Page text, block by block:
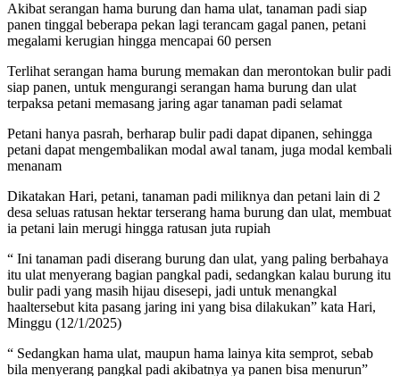
Akibat serangan hama burung dan hama ulat, tanaman padi siap
panen tinggal beberapa pekan lagi terancam gagal panen, petani
megalami kerugian hingga mencapai 60 persen
Terlihat serangan hama burung memakan dan merontokan bulir padi
siap panen, untuk mengurangi serangan hama burung dan ulat
terpaksa petani memasang jaring agar tanaman padi selamat
Petani hanya pasrah, berharap bulir padi dapat dipanen, sehingga
petani dapat mengembalikan modal awal tanam, juga modal kembali
menanam
Dikatakan Hari, petani, tanaman padi miliknya dan petani lain di 2
desa seluas ratusan hektar terserang hama burung dan ulat, membuat
ia petani lain merugi hingga ratusan juta rupiah
“ Ini tanaman padi diserang burung dan ulat, yang paling berbahaya
itu ulat menyerang bagian pangkal padi, sedangkan kalau burung itu
bulir padi yang masih hijau disesepi, jadi untuk menangkal
haaltersebut kita pasang jaring ini yang bisa dilakukan” kata Hari,
Minggu (12/1/2025)
“ Sedangkan hama ulat, maupun hama lainya kita semprot, sebab
bila menyerang pangkal padi akibatnya ya panen bisa menurun”